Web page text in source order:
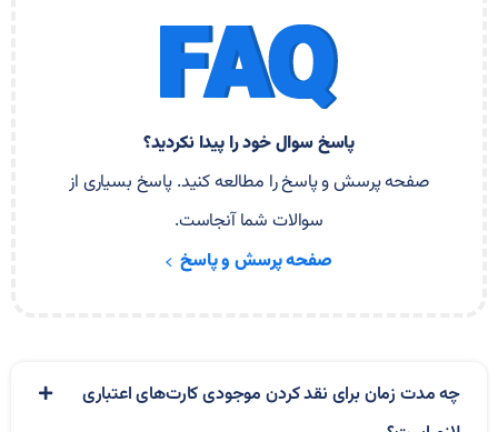
پاسخ سوال خود را پیدا نکردید؟
صفحه پرسش و پاسخ را مطالعه کنید. پاسخ بسیاری از
سوالات شما آنجاست.
صفحه پرسش و پاسخ
چه مدت زمان برای نقد کردن موجودی کارت‌های اعتباری